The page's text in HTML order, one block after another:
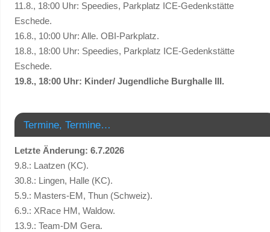
11.8., 18:00 Uhr: Speedies, Parkplatz ICE-Gedenkstätte
Eschede.
16.8., 10:00 Uhr: Alle. OBI-Parkplatz.
18.8., 18:00 Uhr: Speedies, Parkplatz ICE-Gedenkstätte
Eschede.
19.8., 18:00 Uhr: Kinder/ Jugendliche Burghalle III.
Termine, Termine…
Letzte Änderung: 6.7.2026
9.8.: Laatzen (KC).
30.8.: Lingen, Halle (KC).
5.9.: Masters-EM, Thun (Schweiz).
6.9.: XRace HM, Waldow.
13.9.: Team-DM Gera.